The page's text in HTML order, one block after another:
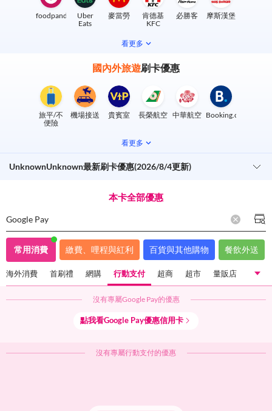
foodpanda
Uber
Eats
麥當勞
肯德基
KFC
必勝客 摩斯漢堡
看更多
國內外旅遊刷卡優惠
旅平/不
便險
機場接送 貴賓室 長榮航空 中華航空 Booking.com
看更多
UnknownUnknown最新刷卡優惠(2026/8/4更新)
本卡全部優惠
Google Pay
常用消費 繳費、哩程與紅利 百貨與其他購物 餐飲外送
國內一般消費 海外消費 首刷禮 網購 行動支付
量販店
海外消費 首刷禮 網購 行動支付 超商 超市 量販店
沒有專屬Google Pay的優惠
點我看Google Pay優惠信用卡
沒有專屬行動支付的優惠